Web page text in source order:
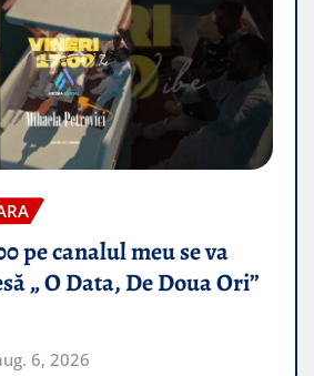
pe canalul meu se va
„ O Data, De Doua Ori”
6, 2026